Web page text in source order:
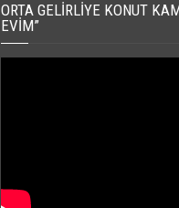
ORTA GELIRLIYE KONUT
EVIM”